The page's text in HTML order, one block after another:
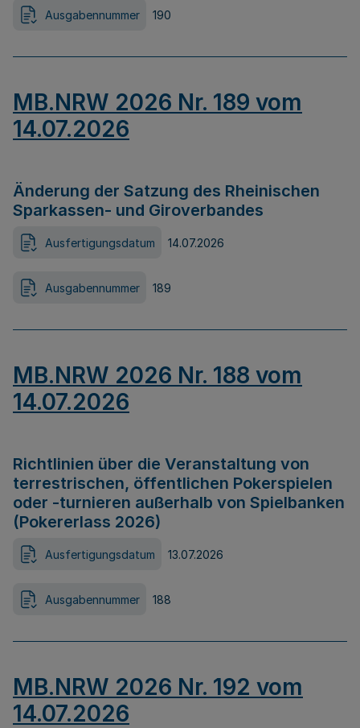
Ausgabennummer 190
MB.NRW 2026 Nr. 189 vom
14.07.2026
Änderung der Satzung des Rheinischen
Sparkassen- und Giroverbandes
Ausfertigungsdatum 14.07.2026
Ausgabennummer 189
MB.NRW 2026 Nr. 188 vom
14.07.2026
Richtlinien über die Veranstaltung von
terrestrischen, öffentlichen Pokerspielen
oder -turnieren außerhalb von Spielbanken
(Pokererlass 2026)
Ausfertigungsdatum 13.07.2026
Ausgabennummer 188
MB.NRW 2026 Nr. 192 vom
14.07.2026